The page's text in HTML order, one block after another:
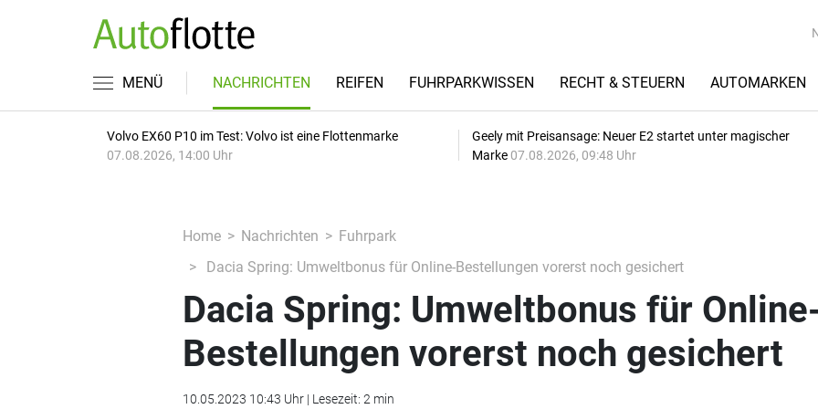
MENÜ NACHRICHTEN REIFEN FUHRPARKWISSEN RECHT & STEUERN AUTOMARKEN
Volvo EX60 P10 im Test: Volvo ist eine Flottenmarke
07.08.2026, 14:00 Uhr
Geely mit Preisansage: Neuer E2 startet unter magischer
Marke 07.08.2026, 09:48 Uhr
Home Nachrichten
Fuhrpark
Dacia Spring: Umweltbonus für Online-Bestellungen vorerst noch gesichert
Dacia Spring: Umweltbonus für
Bestellungen vorerst noch gesichert
10.05.2023 10:43 Uhr | Lesezeit: 2 min